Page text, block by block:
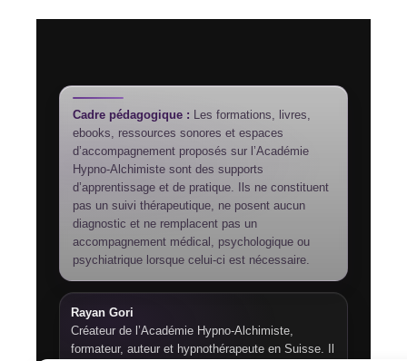
Cadre pédagogique : Les formations, livres,
ebooks, ressources sonores et espaces
d’accompagnement proposés sur l’Académie
Hypno-Alchimiste sont des supports
d’apprentissage et de pratique. Ils ne constituent
pas un suivi thérapeutique, ne posent aucun
diagnostic et ne remplacent pas un
accompagnement médical, psychologique ou
psychiatrique lorsque celui-ci est nécessaire.
Rayan Gori
Créateur de l’Académie Hypno-Alchimiste,
formateur, auteur et hypnothérapeute en Suisse. Il